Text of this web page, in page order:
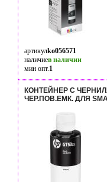
артикулko056571
наличиев наличии
мин опт.1
КОНТЕЙНЕР С
ЧЕР.ПОВ.ЕМК. ДЛЯ